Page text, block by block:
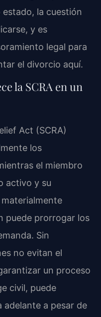
la cuestión
y es
legal para
el divorcio aquí.
la SCRA en un
Act (SCRA)
los
el miembro
activo y su
puede prorrogar los
Sin
no evitan el
un proceso
civil, puede
adelante a pesar de